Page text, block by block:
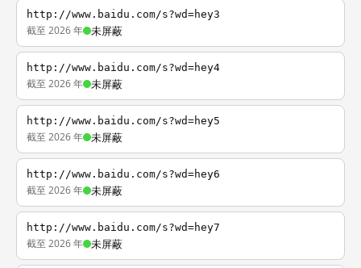
http://www.baidu.com/s?wd=hey3
截至 2026 年 未屏蔽
http://www.baidu.com/s?wd=hey4
截至 2026 年 未屏蔽
http://www.baidu.com/s?wd=hey5
截至 2026 年 未屏蔽
http://www.baidu.com/s?wd=hey6
截至 2026 年 未屏蔽
http://www.baidu.com/s?wd=hey7
截至 2026 年 未屏蔽